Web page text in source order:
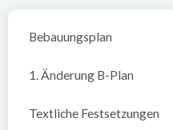
Bebauungsplan
1. Änderung B-Plan
Textliche Festsetzungen